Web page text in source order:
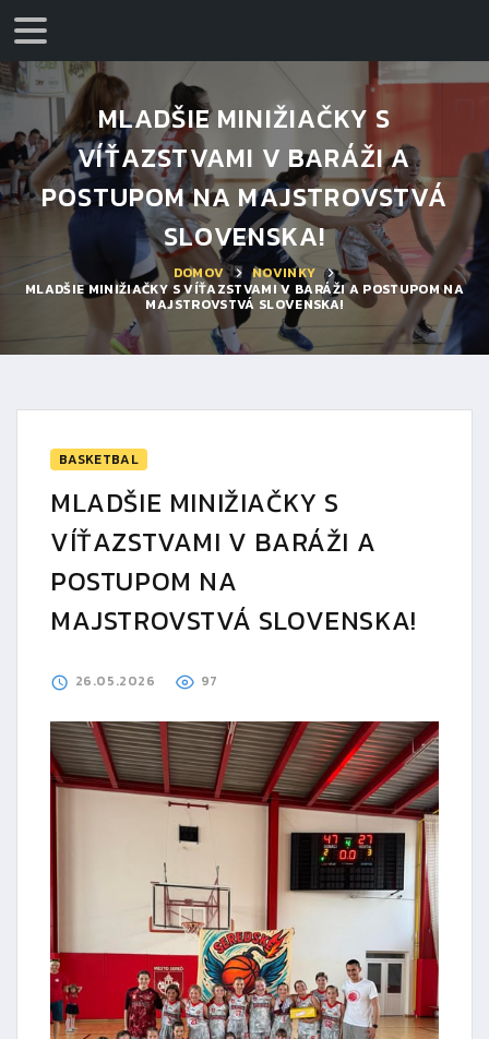
MLADŠIE MINIŽIAČKY S
VÍŤAZSTVAMI V BARÁŽI A
POSTUPOM NA MAJSTROVSTVÁ
SLOVENSKA!
DOMOV
NOVINKY
MLADŠIE MINIŽIAČKY S VÍŤAZSTVAMI V BARÁŽI A POSTUPOM NA
MAJSTROVSTVÁ SLOVENSKA!
BASKETBAL
MLADŠIE MINIŽIAČKY S
VÍŤAZSTVAMI V BARÁŽI A
POSTUPOM NA
MAJSTROVSTVÁ SLOVENSKA!
26.05.2026 97